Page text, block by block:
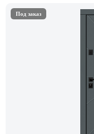
Под заказ